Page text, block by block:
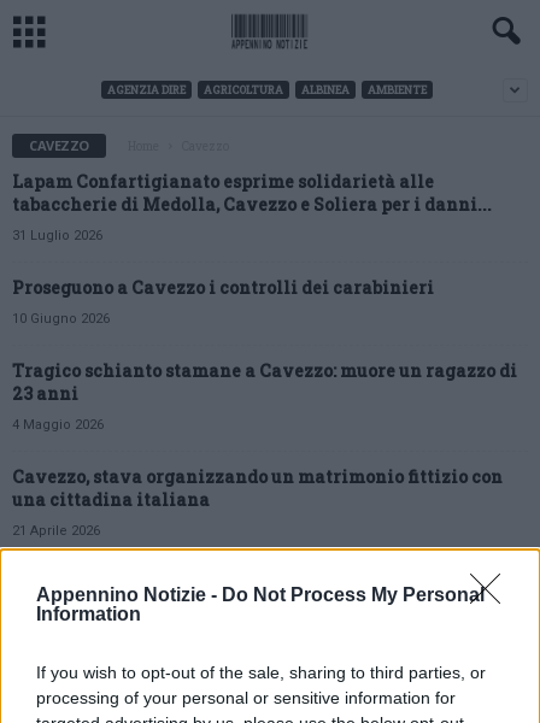
Appennino Notizie - Do Not Process My Personal
Information
If you wish to opt-out of the sale, sharing to third parties, or
processing of your personal or sensitive information for
AGENZIA DIRE AGRICOLTURA ALBINEA AMBIENTE
CAVEZZO
Lapam Confartigianato esprime solidarietà alle
tabaccherie di Medolla, Cavezzo e Soliera per i danni...
31 Luglio 2026
Proseguono a Cavezzo i controlli dei carabinieri
10 Giugno 2026
Tragico schianto stamane a Cavezzo: muore un ragazzo di
23 anni
4 Maggio 2026
Cavezzo, stava organizzando un matrimonio fittizio con
una cittadina italiana
21 Aprile 2026
Cavezzo, provvedimento restrittivo nei confronti di un
47enne indagato per spaccio
42enne muore in un incidente in piazza a Cavezzo